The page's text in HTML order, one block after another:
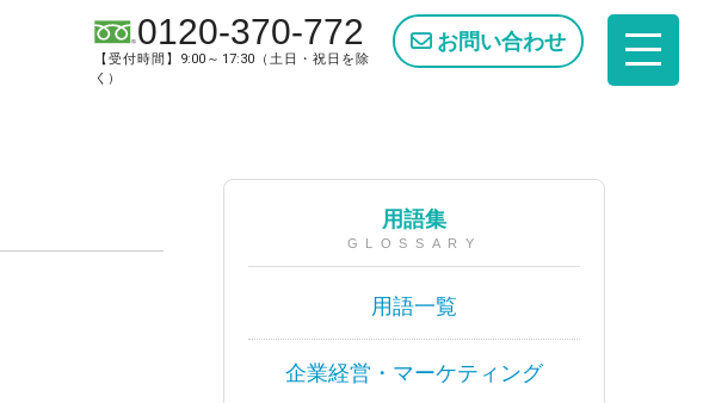
0120-370-772
【受付時間】9:00～17:30（土日・祝日を除
く）
お問い合わせ
用語集
GLOSSARY
用語一覧
企業経営・マーケティング